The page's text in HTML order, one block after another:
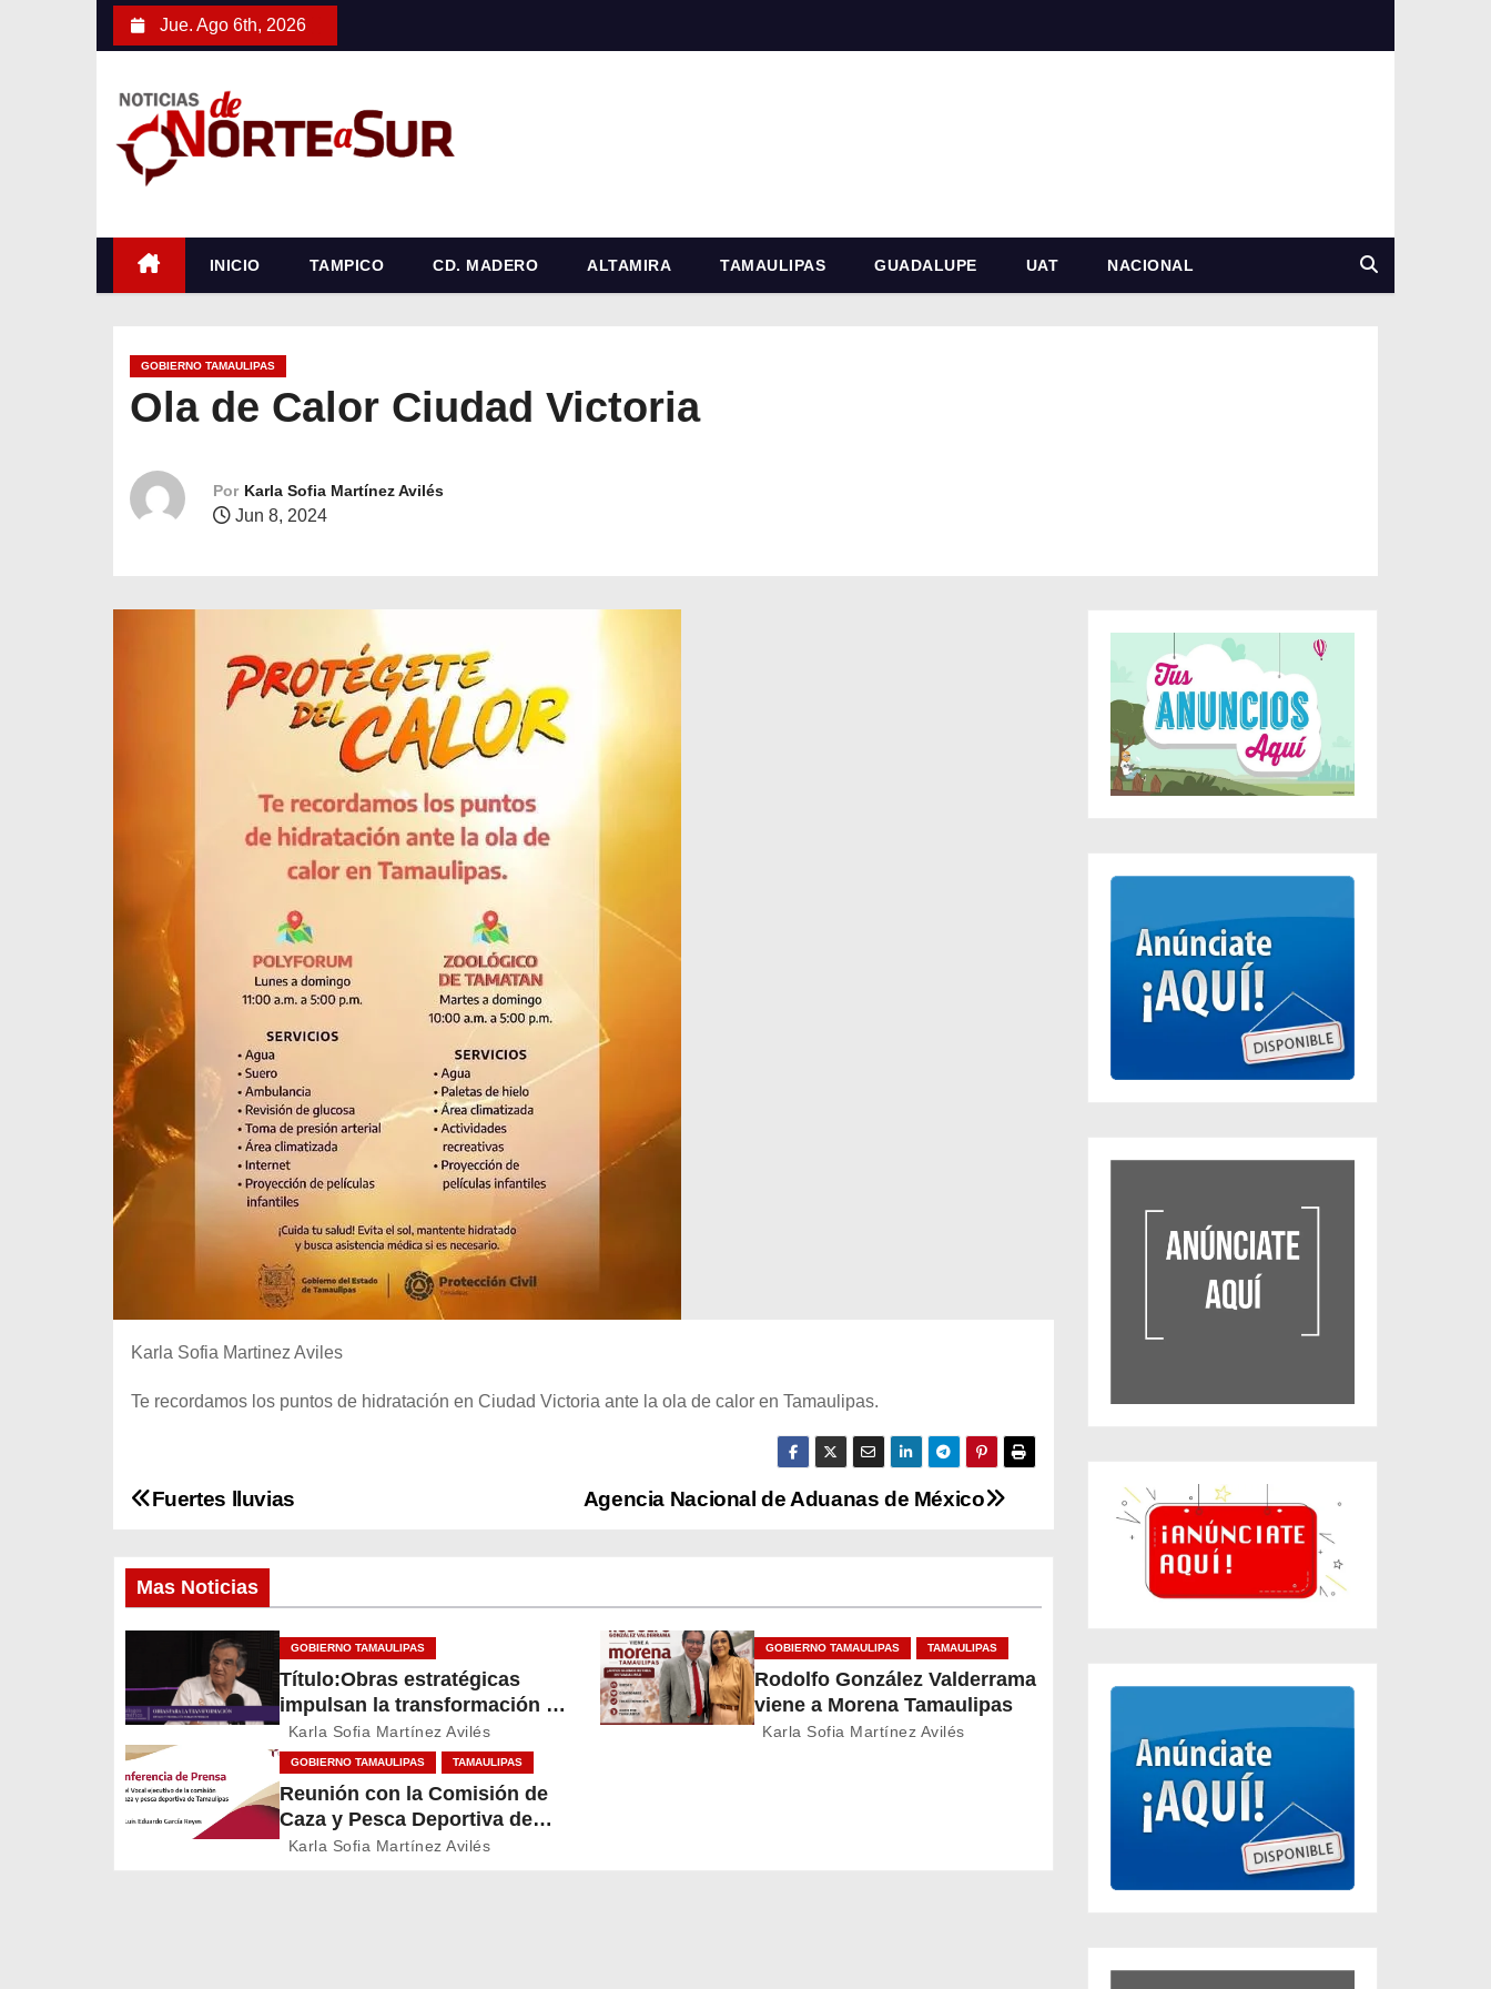
o
Jue. Ago 6th, 2026
INICIO TAMPICO CD. MADERO ALTAMIRA TAMAULIPAS GUADALUPE UAT NACIONAL
GOBIERNO TAMAULIPAS
Ola de Calor Ciudad Victoria
Por Karla Sofia Martínez Avilés
Jun 8, 2024
Karla Sofia Martinez Aviles
Te recordamos los puntos de hidratación en Ciudad Victoria ante la ola de calor en Tamaulipas.
N
v
g
a
c
i
Agencia Nacional de Aduanas de México
Fuertes lluvias
Mas Noticias
GOBIERNO TAMAULIPAS
Título:Obras estratégicas
impulsan la transformación y
el desarrollo de Tamaulipas
Karla Sofia Martínez Avilés
GOBIERNO TAMAULIPAS TAMAULIPAS
Rodolfo González Valderrama
viene a Morena Tamaulipas
Karla Sofia Martínez Avilés
GOBIERNO TAMAULIPAS TAMAULIPAS
Reunión con la Comisión de
Caza y Pesca Deportiva de
Tamaulipas
Karla Sofia Martínez Avilés